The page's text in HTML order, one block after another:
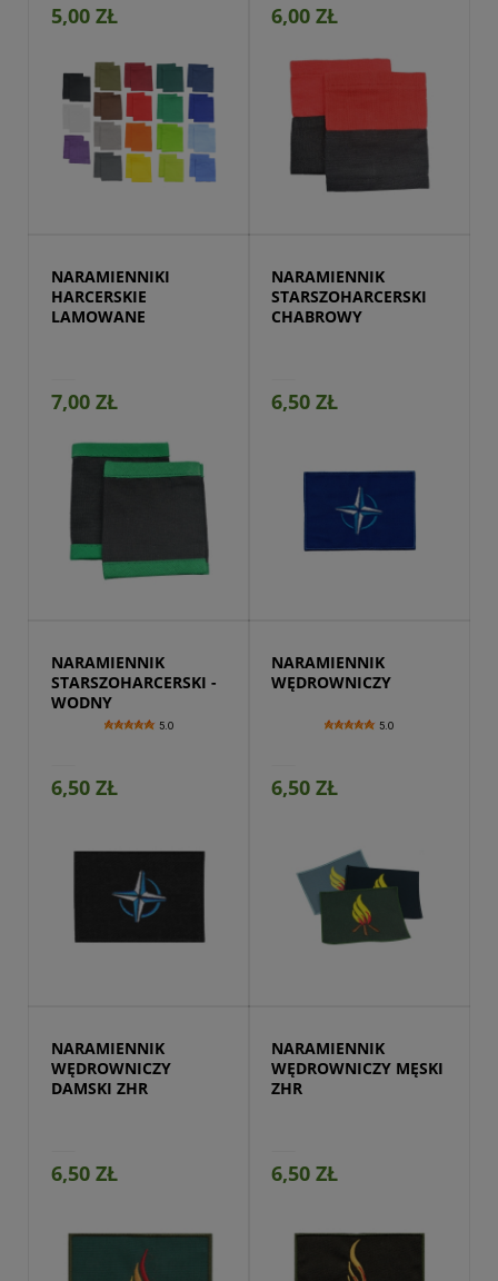
5,00 ZŁ 6,00 ZŁ
Dostępny na
NARAMIENNIKI
HARCERSKIE
LAMOWANE
7,00 ZŁ
NARAMIENNIK
STARSZOHARCERSKI
CHABROWY
6,50 ZŁ
NARAMIENNIK
STARSZOHARCERSKI -
WODNY
5.0
6,50 ZŁ
NARAMIENNIK
WĘDROWNICZY
5.0
6,50 ZŁ
NARAMIENNIK
WĘDROWNICZY
DAMSKI ZHR
6,50 ZŁ
NARAMIENNIK
WĘDROWNICZY MĘSKI
ZHR
6,50 ZŁ